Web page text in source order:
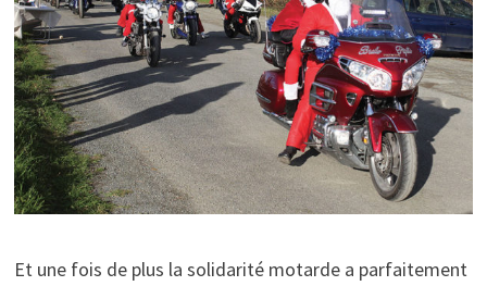
Et une fois de plus la solidarité motarde a parfaitement